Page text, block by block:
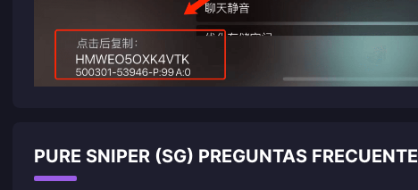
PURE SNIPER (SG) PREGUNTAS